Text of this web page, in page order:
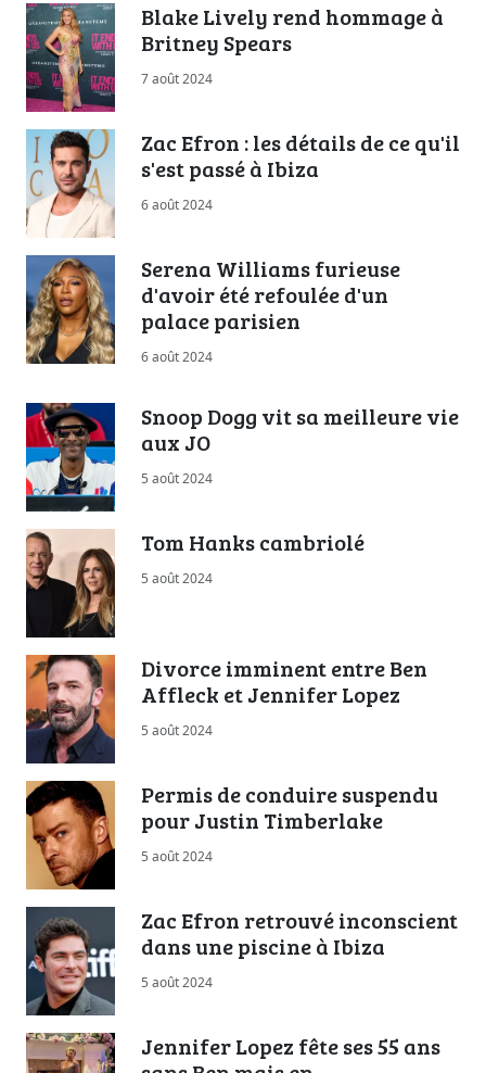
Blake Lively rend hommage à
Britney Spears
7 août 2024
Zac Efron : les détails de ce qu'il
s'est passé à Ibiza
6 août 2024
Serena Williams furieuse
d'avoir été refoulée d'un
palace parisien
6 août 2024
Snoop Dogg vit sa meilleure vie
aux JO
5 août 2024
Tom Hanks cambriolé
5 août 2024
Divorce imminent entre Ben
Affleck et Jennifer Lopez
5 août 2024
Permis de conduire suspendu
pour Justin Timberlake
5 août 2024
Zac Efron retrouvé inconscient
dans une piscine à Ibiza
5 août 2024
Jennifer Lopez fête ses 55 ans